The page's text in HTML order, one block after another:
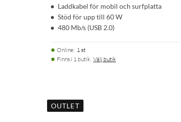
Laddkabel för mobil och surfplatta
Stöd för upp till 60 W
480 Mb/s (USB 2.0)
Online: 1 st
Finns i 1 butik. Välj butik
OUTLET